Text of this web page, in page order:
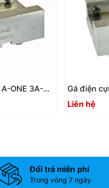
ONE 3A-
cái) | Steel
Gá điện
520118
holder
Liên hệ
Đổi trả miễn phí
Trong vòng 7 ngày